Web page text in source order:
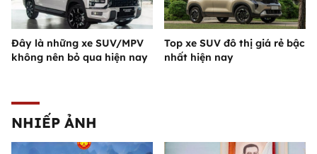
Đây là những xe SUV/MPV
không nên bỏ qua hiện nay
Top xe SUV đô thị giá rẻ bậc
nhất hiện nay
NHIẾP ẢNH